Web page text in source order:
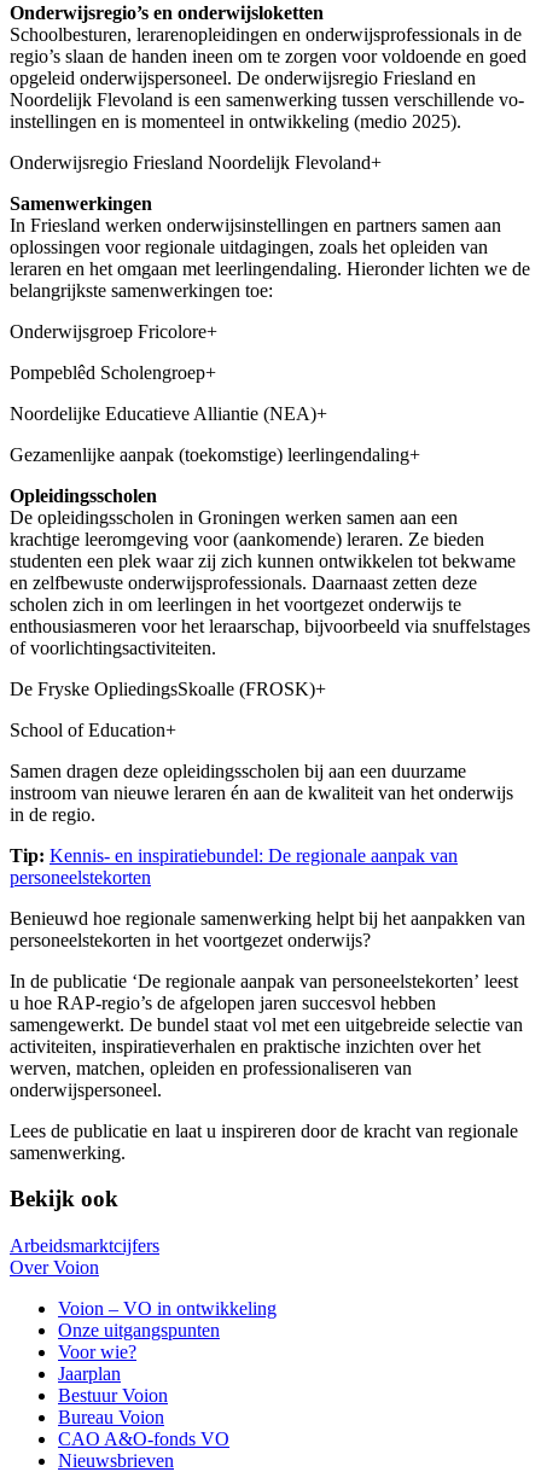
Onderwijsregio’s en onderwijsloketten
Schoolbesturen, lerarenopleidingen en onderwijsprofessionals in de
regio’s slaan de handen ineen om te zorgen voor voldoende en goed
opgeleid onderwijspersoneel. De onderwijsregio Friesland en
Noordelijk Flevoland is een samenwerking tussen verschillende vo-
instellingen en is momenteel in ontwikkeling (medio 2025).
Onderwijsregio Friesland Noordelijk Flevoland+
Samenwerkingen
In Friesland werken onderwijsinstellingen en partners samen aan
oplossingen voor regionale uitdagingen, zoals het opleiden van
leraren en het omgaan met leerlingendaling. Hieronder lichten we de
belangrijkste samenwerkingen toe:
Onderwijsgroep Fricolore+
Pompeblêd Scholengroep+
Noordelijke Educatieve Alliantie (NEA)+
Gezamenlijke aanpak (toekomstige) leerlingendaling+
Opleidingsscholen
De opleidingsscholen in Groningen werken samen aan een
krachtige leeromgeving voor (aankomende) leraren. Ze bieden
studenten een plek waar zij zich kunnen ontwikkelen tot bekwame
en zelfbewuste onderwijsprofessionals. Daarnaast zetten deze
scholen zich in om leerlingen in het voortgezet onderwijs te
enthousiasmeren voor het leraarschap, bijvoorbeeld via snuffelstages
of voorlichtingsactiviteiten.
De Fryske OpliedingsSkoalle (FROSK)+
School of Education+
Samen dragen deze opleidingsscholen bij aan een duurzame
instroom van nieuwe leraren én aan de kwaliteit van het onderwijs
in de regio.
Tip: Kennis- en inspiratiebundel: De regionale aanpak van
personeelstekorten
Benieuwd hoe regionale samenwerking helpt bij het aanpakken van
personeelstekorten in het voortgezet onderwijs?
In de publicatie ‘De regionale aanpak van personeelstekorten’ leest
u hoe RAP-regio’s de afgelopen jaren succesvol hebben
samengewerkt. De bundel staat vol met een uitgebreide selectie van
activiteiten, inspiratieverhalen en praktische inzichten over het
werven, matchen, opleiden en professionaliseren van
onderwijspersoneel.
Lees de publicatie en laat u inspireren door de kracht van regionale
samenwerking.
Bekijk ook
Arbeidsmarktcijfers
Over Voion
Voion – VO in ontwikkeling
Onze uitgangspunten
Voor wie?
Jaarplan
Bestuur Voion
Bureau Voion
CAO A&O-fonds VO
Nieuwsbrieven